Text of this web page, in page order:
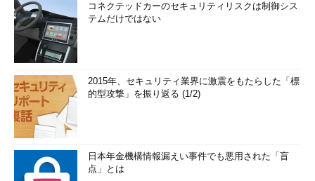
コネクテッドカーのセキュリティリスクは制御シス
テムだけではない
2015年、セキュリティ業界に激震をもたらした「標
的型攻撃」を振り返る (1/2)
日本年金機構情報漏えい事件でも悪用された「盲
点」とは